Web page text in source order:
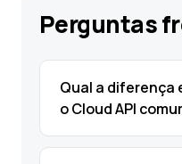
Perguntas
Qual a diferença
o Cloud API